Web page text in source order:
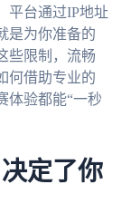
平台通过IP地址
是为你准备的
些限制，流畅
何借助专业的
体验都能“一秒
定了你